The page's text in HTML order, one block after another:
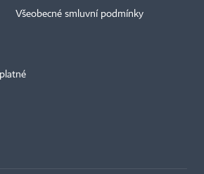
Všeobecné smluvní podmínky